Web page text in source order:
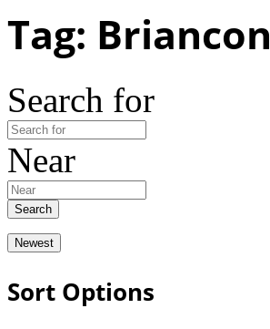
Tag: Briancon
Search for
Near
Search
Newest
Sort Options